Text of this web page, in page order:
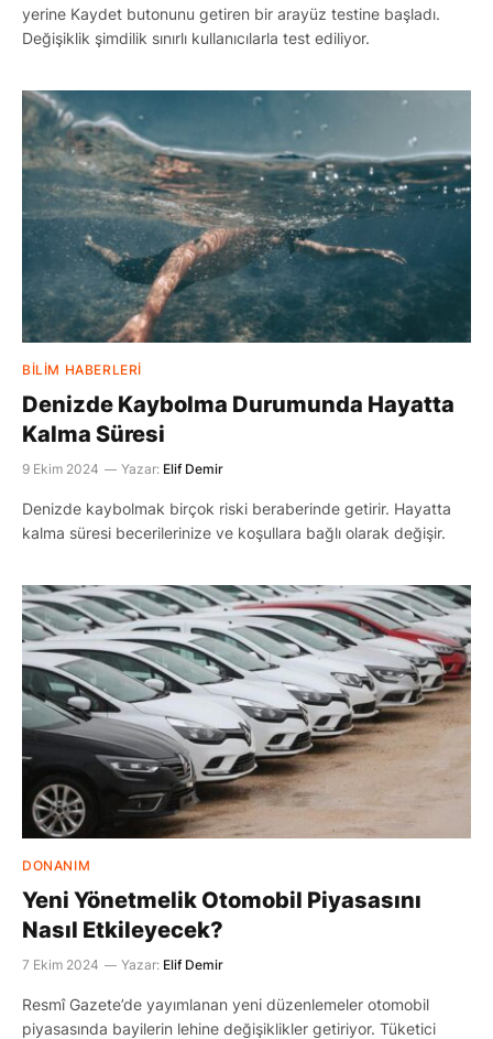
yerine Kaydet butonunu getiren bir arayüz testine başladı.
Değişiklik şimdilik sınırlı kullanıcılarla test ediliyor.
BILIM HABERLERI
Denizde Kaybolma Durumunda Hayatta
Kalma Süresi
9 Ekim 2024 Yazar: Elif Demir
Denizde kaybolmak birçok riski beraberinde getirir. Hayatta
kalma süresi becerilerinize ve koşullara bağlı olarak değişir.
DONANIM
Yeni Yönetmelik Otomobil Piyasasını
Nasıl Etkileyecek?
7 Ekim 2024 Yazar: Elif Demir
Resmî Gazete’de yayımlanan yeni düzenlemeler otomobil
piyasasında bayilerin lehine değişiklikler getiriyor. Tüketici